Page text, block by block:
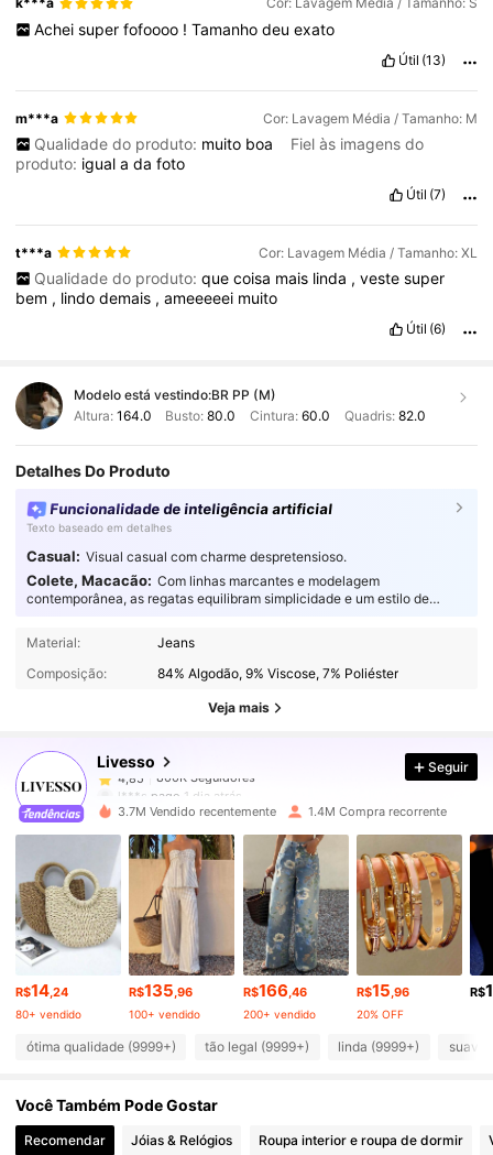
Achei super fofoooo ! Tamanho deu exato
Útil (13)
m***a Cor: Lavagem Média / Tamanho: M
Qualidade do produto: muito boa
Fiel às imagens do
produto: igualadafoto
Útil (7)
t***a Cor: Lavagem Média / Tamanho: XL
Qualidade do produto: que coisa mais linda , veste super
bem , lindodemais ,ameeeeei muito
Útil (6)
Modelo está vestindo:BR PP (M)
Altura: 164.0 Busto:80.0 Cintura: 60.0 Quadris: 82.0
Detalhes Do Produto
Funcionalidade de inteligência artificial
Texto baseado em detalhes
Casual: Visual casual com charme despretensioso.
Colete, Macacão: Com linhas marcantes e modelagem
contemporânea, as regatas equilibram simplicidade e um estilo de
Material:
Jeans
Composição:
84% Algodão, 9% Viscose, 7% Poliéster
Veja mais
Livesso
800K Seguidores
4,85
800K Seguidores
l***s
pago 1 dia atrás
4,85 800K Seguidores
4,85 800K Seguidores
4,85 800K Seguidores
4,85 800K Seguidores
4,85 800K Seguidores
Seguir
3.7M Vendido recentemente 1.4M Compra recorrente
R$14,24
80+ vendido
R$135,96
100+ vendido
R$166,46
200+ vendido
R$15,96
20% OFF
R$
ótima qualidade (9999+) tão legal (9999+) linda (9999+) suave
Você Também Pode Gostar
Recomendar Jóias & Relógios Roupa interior e roupa de dormir